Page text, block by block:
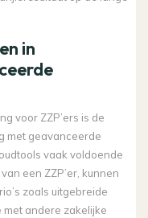
in
voor ZZP’ers is de
met geavanceerde
vaak voldoende
een ZZP’er, kunnen
zoals uitgebreide
andere zakelijke